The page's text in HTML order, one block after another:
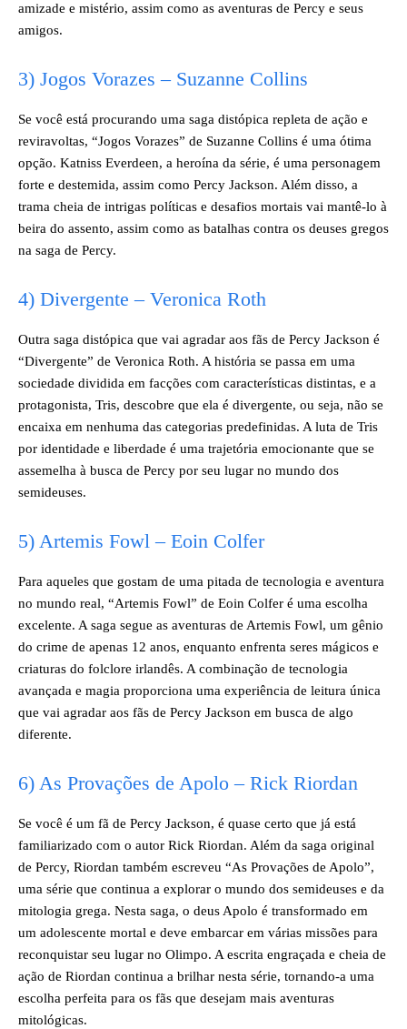
amizade e mistério, assim como as aventuras de Percy e seus
amigos.
3) Jogos Vorazes – Suzanne Collins
Se você está procurando uma saga distópica repleta de ação e
reviravoltas, “Jogos Vorazes” de Suzanne Collins é uma ótima
opção. Katniss Everdeen, a heroína da série, é uma personagem
forte e destemida, assim como Percy Jackson. Além disso, a
trama cheia de intrigas políticas e desafios mortais vai mantê-lo à
beira do assento, assim como as batalhas contra os deuses gregos
na saga de Percy.
4) Divergente – Veronica Roth
Outra saga distópica que vai agradar aos fãs de Percy Jackson é
“Divergente” de Veronica Roth. A história se passa em uma
sociedade dividida em facções com características distintas, e a
protagonista, Tris, descobre que ela é divergente, ou seja, não se
encaixa em nenhuma das categorias predefinidas. A luta de Tris
por identidade e liberdade é uma trajetória emocionante que se
assemelha à busca de Percy por seu lugar no mundo dos
semideuses.
5) Artemis Fowl – Eoin Colfer
Para aqueles que gostam de uma pitada de tecnologia e aventura
no mundo real, “Artemis Fowl” de Eoin Colfer é uma escolha
excelente. A saga segue as aventuras de Artemis Fowl, um gênio
do crime de apenas 12 anos, enquanto enfrenta seres mágicos e
criaturas do folclore irlandês. A combinação de tecnologia
avançada e magia proporciona uma experiência de leitura única
que vai agradar aos fãs de Percy Jackson em busca de algo
diferente.
6) As Provações de Apolo – Rick Riordan
Se você é um fã de Percy Jackson, é quase certo que já está
familiarizado com o autor Rick Riordan. Além da saga original
de Percy, Riordan também escreveu “As Provações de Apolo”,
uma série que continua a explorar o mundo dos semideuses e da
mitologia grega. Nesta saga, o deus Apolo é transformado em
um adolescente mortal e deve embarcar em várias missões para
reconquistar seu lugar no Olimpo. A escrita engraçada e cheia de
ação de Riordan continua a brilhar nesta série, tornando-a uma
escolha perfeita para os fãs que desejam mais aventuras
mitológicas.